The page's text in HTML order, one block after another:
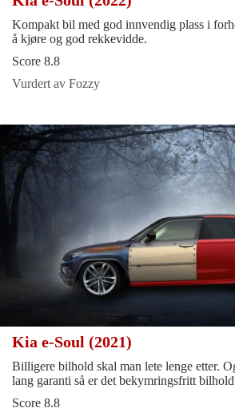
Kompakt bil med god innvendig plass i
å kjøre og god rekkevidde.
Score 8.8
Vurdert av Fozzy
Kia e-Soul (2021)
Billigere bilhold skal man lete lenge etter.
lang garanti så er det bekymringsfritt
Score 8.8